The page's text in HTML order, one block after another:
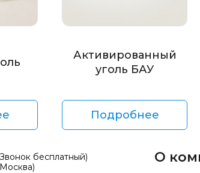
Активированный
уголь БАУ
Подробнее
бесплатный)
О